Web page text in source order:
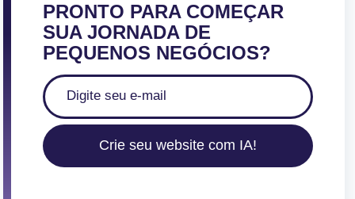
PRONTO PARA COMEÇAR
SUA JORNADA DE
PEQUENOS NEGÓCIOS?
Crie seu website com IA!